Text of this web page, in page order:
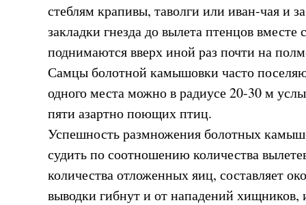
стеблям крапивы, таволги или иван-чая и
закладки гнезда до вылета птенцов вместе
поднимаются вверх иной раз почти на
Самцы болотной камышовки часто
одного места можно в радиусе 20-30 м
пяти азартно поющих птиц.
Успешность размножения болотных
судить по соотношению количества
количества отложенных яиц, составляет
выводки гибнут и от нападений хищников,